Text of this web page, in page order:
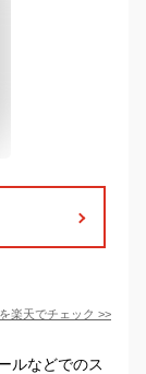
楽天でチェック >>
ルなどでのス